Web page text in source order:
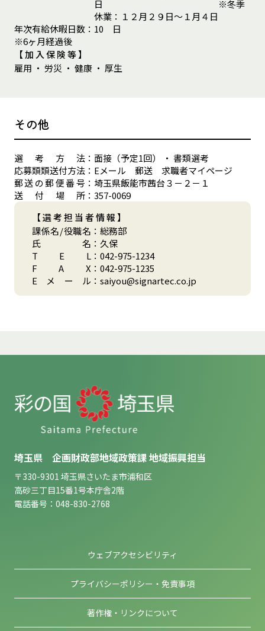
日 ※冬季
休業：１２月２９日～１月４日
年次有給休暇日数
※6ヶ月経過後
： 10 日
【加入保険等】
雇用 ・ 労災 ・ 健康 ・ 厚生
その他
選 考 方 法： 面接（予定1回） ・ 書類選考
応募類類送付方法： Eメール 郵送 求職者マイページ
郵送の郵便番号 ： 埼玉県飯能市茜台３－２－１
送
付 場 所： 357-0069
【選考担当者情報】
課係名/役職名 ： 総務部
氏
名 ： 久保
T
E L： 042-975-1234
F
A X ： 042-975-1235
E
メ ー ル ： saiyou@signartec.co.jp
埼玉県 企画財政部地域政策課 地域振興担当
〒330-9301 埼玉県さいたま市浦和区
高砂三丁目15番1号本庁舎2階
電話番号：048-830-2768
ウェブアクセシビリティ
プライバシーポリシー・免責事項
著作権・リンクについて